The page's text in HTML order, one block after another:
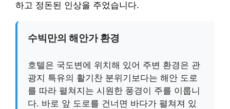
하고 정돈된 인상을 주었습니다.
수빅만의 해안가 환경
호텔은 국도변에 위치해 있어 주변 환경은 관
광지 특유의 활기찬 분위기보다는 해안 도로
를 따라 펼쳐지는 시원한 풍경이 주를 이룹니
다. 바로 앞 도로를 건너면 바다가 펼쳐져 있